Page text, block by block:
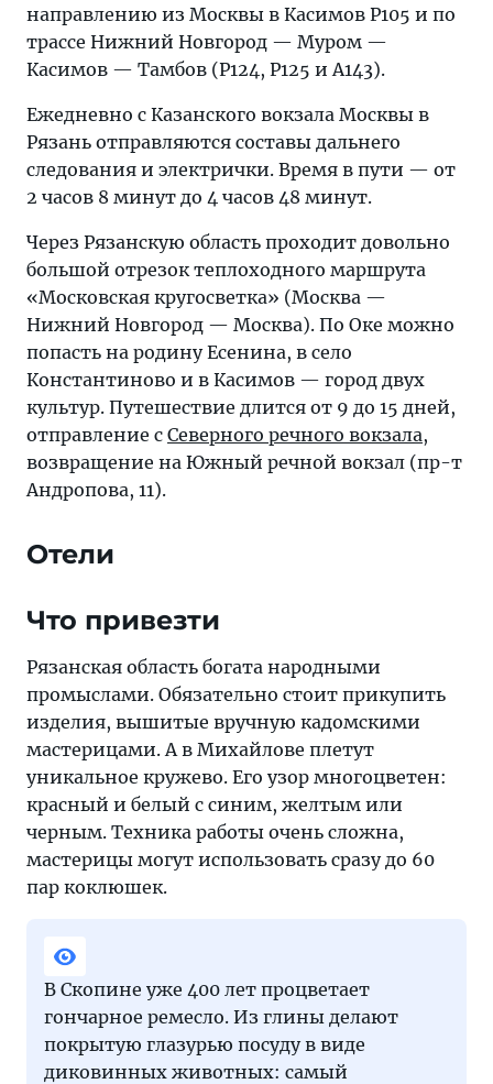
направлению из Москвы в Касимов Р105 и по
трассе Нижний Новгород — Муром —
Касимов — Тамбов (Р124, Р125 и A143).
Ежедневно с Казанского вокзала Москвы в
Рязань отправляются составы дальнего
следования и электрички. Время в пути — от
2 часов 8 минут до 4 часов 48 минут.
Через Рязанскую область проходит довольно
большой отрезок теплоходного маршрута
«Московская кругосветка» (Москва —
Нижний Новгород — Москва). По Оке можно
попасть на родину Есенина, в село
Константиново и в Касимов — город двух
культур. Путешествие длится от 9 до 15 дней,
отправление с Северного речного вокзала,
возвращение на Южный речной вокзал (пр-т
Андропова, 11).
Отели
Что привезти
Рязанская область богата народными
промыслами. Обязательно стоит прикупить
изделия, вышитые вручную кадомскими
мастерицами. А в Михайлове плетут
уникальное кружево. Его узор многоцветен:
красный и белый с синим, желтым или
черным. Техника работы очень сложна,
мастерицы могут использовать сразу до 60
пар коклюшек.
В Скопине уже 400 лет процветает
гончарное ремесло. Из глины делают
покрытую глазурью посуду в виде
диковинных животных: самый